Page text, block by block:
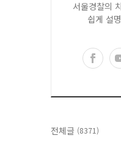
서울경찰의
쉽게 설
전체글 (8371)